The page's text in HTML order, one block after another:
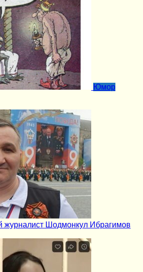
Юмор
журналист Шодмонкул Ибрагимов